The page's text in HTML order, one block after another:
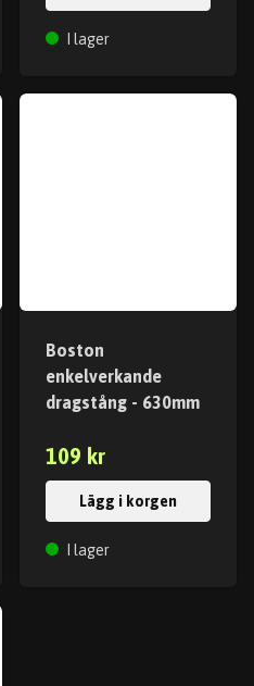
I lager
Boston
enkelverkande
dragstång - 630mm
109 kr
Lägg i korgen
I lager